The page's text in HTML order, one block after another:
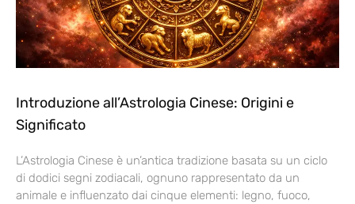
Introduzione all’Astrologia Cinese: Origini e
Significato
L’Astrologia Cinese è un’antica tradizione basata su un ciclo
di dodici segni zodiacali, ognuno rappresentato da un
animale e influenzato dai cinque elementi: legno, fuoco,